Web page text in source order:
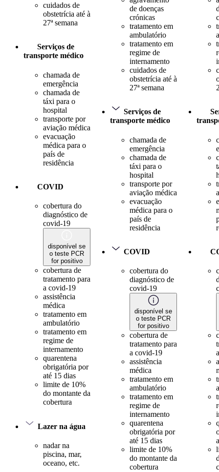
cuidados de
obstetrícia até à
27ª semana
Serviços de
transporte médico
chamada de
emergência
chamada de
táxi para o
hospital
transporte por
aviação médica
evacuação
médica para o
país de
residência
COVID
cobertura do
diagnóstico de
covid-19
disponível se
o teste PCR
for positivo
cobertura de
tratamento para
a covid-19
assistência
médica
tratamento em
ambulatório
tratamento em
regime de
internamento
quarentena
obrigatória por
até 15 dias
limite de 10%
do montante da
cobertura
Lazer na água
nadar na
piscina, mar,
oceano, etc.
de doenças
crónicas
tratamento em
ambulatório
tratamento em
regime de
internamento
cuidados de
obstetrícia até à
27ª semana
Serviços de
transporte médico
chamada de
emergência
chamada de
táxi para o
hospital
transporte por
aviação médica
evacuação
médica para o
país de
residência
COVID
cobertura do
diagnóstico de
covid-19
disponível se
o teste PCR
for positivo
cobertura de
tratamento para
a covid-19
assistência
médica
tratamento em
ambulatório
tratamento em
regime de
internamento
quarentena
obrigatória por
até 15 dias
limite de 10%
do montante da
cobertura